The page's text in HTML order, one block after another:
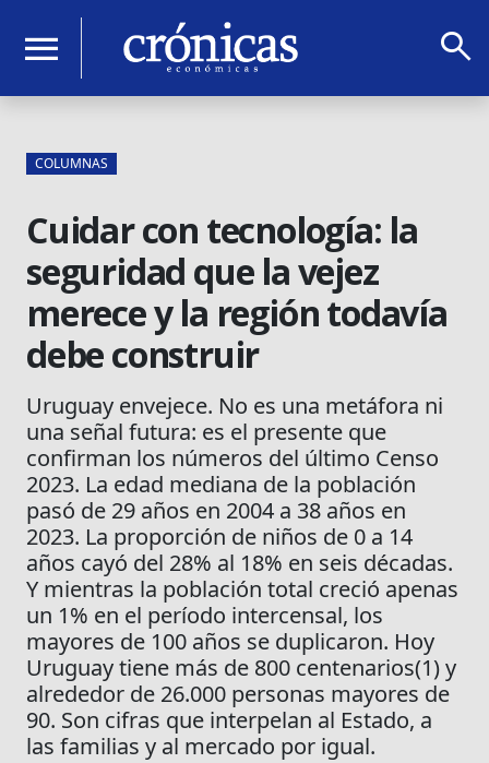
menu search
COLUMNAS
Cuidar con tecnología: la
seguridad que la vejez
merece y la región todavía
debe construir
Uruguay envejece. No es una metáfora ni
una señal futura: es el presente que
confirman los números del último Censo
2023. La edad mediana de la población
pasó de 29 años en 2004 a 38 años en
2023. La proporción de niños de 0 a 14
años cayó del 28% al 18% en seis décadas.
Y mientras la población total creció apenas
un 1% en el período intercensal, los
mayores de 100 años se duplicaron. Hoy
Uruguay tiene más de 800 centenarios(1) y
alrededor de 26.000 personas mayores de
90. Son cifras que interpelan al Estado, a
las familias y al mercado por igual.